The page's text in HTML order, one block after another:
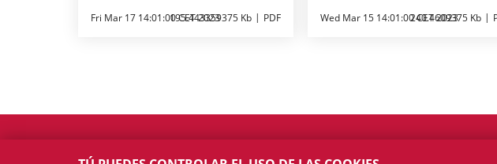
Fri Mar 17 14:01:00 CET 2023
195.443359375 Kb PDF Wed Mar 15 14:01:00 CET 2023
240.4609375 Kb